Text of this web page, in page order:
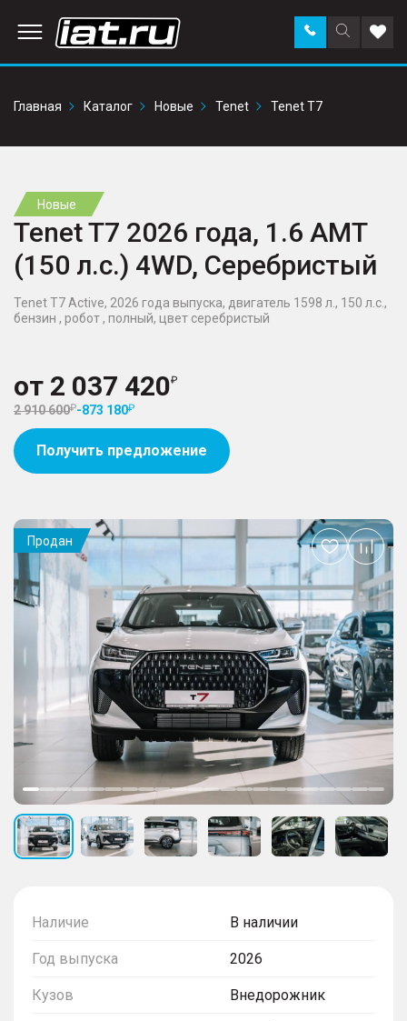
Поиск
по
Заказать
звонок в
Главная
Каталог Новые Tenet Tenet T7
Новые
Tenet T7 2026 года, 1.6 AMT
(150 л.с.) 4WD, Серебристый
Tenet T7 Active, 2026 года выпуска, двигатель 1598 л., 150 л.с.,
бензин , робот , полный, цвет серебристый
от 2 037 420
2 910 600 -873 180
Получить предложение
Наличие В наличии
Год выпуска 2026
Кузов Внедорожник
Продан
Добавить
в
избранное